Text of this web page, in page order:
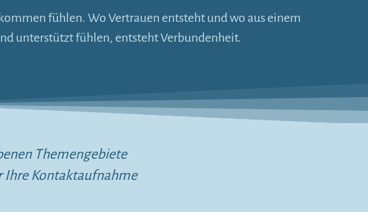
fühlen. Wo Vertrauen entsteht und wo aus einem
unterstützt fühlen, entsteht Verbundenheit.
Themengebiete
Ihre Kontaktaufnahme